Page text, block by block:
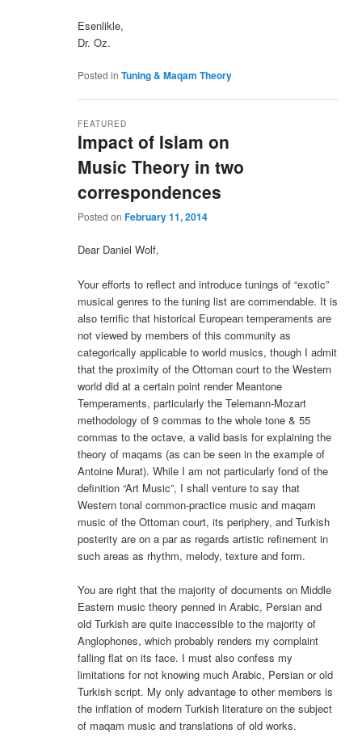
Esenlikle,
Dr. Oz.
Posted in Tuning & Maqam Theory
Impact of Islam on
Music Theory in two
correspondences
FEATURED
Posted onFebruary 11, 2014
Dear Daniel Wolf,
Your efforts to reflect and introduce tunings of “exotic”
musical genres to the tuning list are commendable. It is
also terrific that historical European temperaments are
not viewed by members of this community as
categorically applicable to world musics, though I admit
that the proximity of the Ottoman court to the Western
world did at a certain point render Meantone
Temperaments, particularly the Telemann-Mozart
methodology of 9 commas to the whole tone & 55
commas to the octave, a valid basis for explaining the
theory of maqams (as can be seen in the example of
Antoine Murat). While I am not particularly fond of the
definition “Art Music”, I shall venture to say that
Western tonal common-practice music and maqam
music of the Ottoman court, its periphery, and Turkish
posterity are on a par as regards artistic refinement in
such areas as rhythm, melody, texture and form.
You are right that the majority of documents on Middle
Eastern music theory penned in Arabic, Persian and
old Turkish are quite inaccessible to the majority of
Anglophones, which probably renders my complaint
falling flat on its face. I must also confess my
limitations for not knowing much Arabic, Persian or old
Turkish script. My only advantage to other members is
the inflation of modern Turkish literature on the subject
of maqam music and translations of old works.